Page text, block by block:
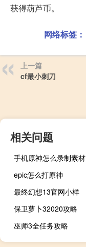
获得葫芦币。
网络标签：
上一篇
cf最小刺刀
相关问题
手机原神怎么录制素材
epic怎么打原神
最终幻想13官网小样
保卫萝卜32020攻略
巫师3全任务攻略